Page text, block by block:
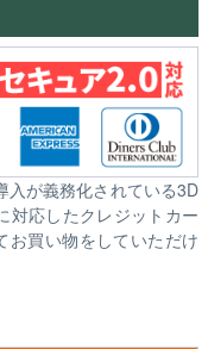
入が義務化されている3D
対応したクレジットカー
お買い物をしていただけ